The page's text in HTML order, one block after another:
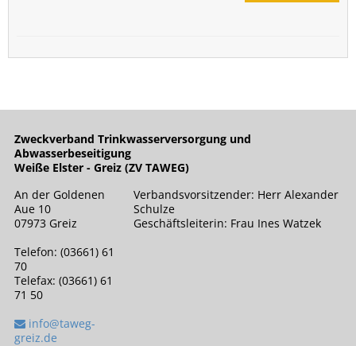
Zweckverband Trinkwasserversorgung und
Abwasserbeseitigung
Weiße Elster - Greiz (ZV TAWEG)
An der Goldenen
Aue 10
07973 Greiz
Telefon: (03661) 61
70
Telefax: (03661) 61
71 50
info@taweg-
greiz.de
Verbandsvorsitzender: Herr Alexander
Schulze
Geschäftsleiterin: Frau Ines Watzek